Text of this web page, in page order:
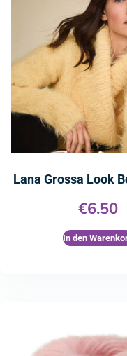
Lana Grossa Look
€6.50
In den